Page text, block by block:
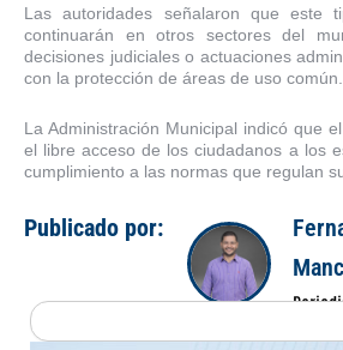
Las autoridades señalaron que este
continuarán en otros sectores del
decisiones judiciales o actuaciones
con la protección de áreas de uso común.
La Administración Municipal indicó que
el libre acceso de los ciudadanos a los
cumplimiento a las normas que regulan
Publicado por:
Search